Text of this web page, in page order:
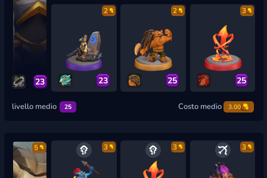
23
2
23
2
25
3
25
livello medio 25 Costo medio 3.00
5 3 3 3